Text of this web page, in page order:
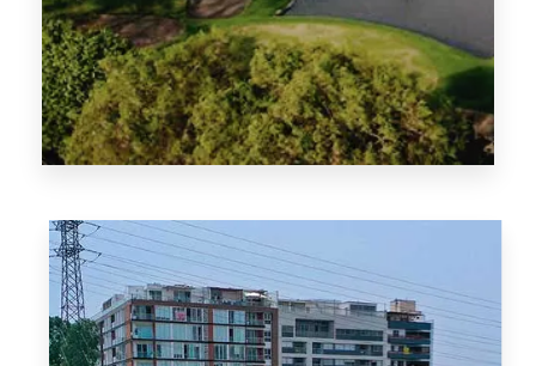
Santiago de Surco